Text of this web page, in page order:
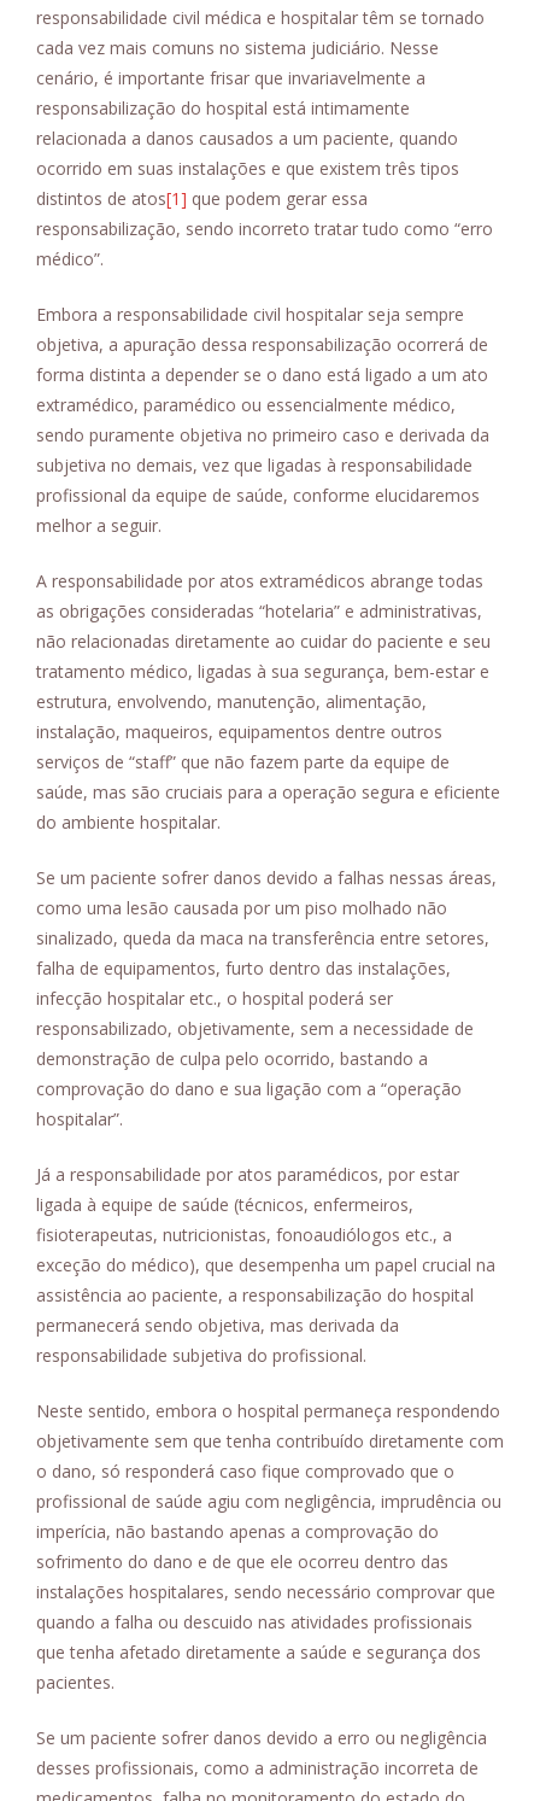
responsabilidade civil médica e hospitalar têm se tornado
cada vez mais comuns no sistema judiciário. Nesse
cenário, é importante frisar que invariavelmente a
responsabilização do hospital está intimamente
relacionada a danos causados a um paciente, quando
ocorrido em suas instalações e que existem três tipos
distintos de atos[1] que podem gerar essa
responsabilização, sendo incorreto tratar tudo como “erro
médico”.
Embora a responsabilidade civil hospitalar seja sempre
objetiva, a apuração dessa responsabilização ocorrerá de
forma distinta a depender se o dano está ligado a um ato
extramédico, paramédico ou essencialmente médico,
sendo puramente objetiva no primeiro caso e derivada da
subjetiva no demais, vez que ligadas à responsabilidade
profissional da equipe de saúde, conforme elucidaremos
melhor a seguir.
A responsabilidade por atos extramédicos abrange todas
as obrigações consideradas “hotelaria” e administrativas,
não relacionadas diretamente ao cuidar do paciente e seu
tratamento médico, ligadas à sua segurança, bem-estar e
estrutura, envolvendo, manutenção, alimentação,
instalação, maqueiros, equipamentos dentre outros
serviços de “staff” que não fazem parte da equipe de
saúde, mas são cruciais para a operação segura e eficiente
do ambiente hospitalar.
Se um paciente sofrer danos devido a falhas nessas áreas,
como uma lesão causada por um piso molhado não
sinalizado, queda da maca na transferência entre setores,
falha de equipamentos, furto dentro das instalações,
infecção hospitalar etc., o hospital poderá ser
responsabilizado, objetivamente, sem a necessidade de
demonstração de culpa pelo ocorrido, bastando a
comprovação do dano e sua ligação com a “operação
hospitalar”.
Já a responsabilidade por atos paramédicos, por estar
ligada à equipe de saúde (técnicos, enfermeiros,
fisioterapeutas, nutricionistas, fonoaudiólogos etc., a
exceção do médico), que desempenha um papel crucial na
assistência ao paciente, a responsabilização do hospital
permanecerá sendo objetiva, mas derivada da
responsabilidade subjetiva do profissional.
Neste sentido, embora o hospital permaneça respondendo
objetivamente sem que tenha contribuído diretamente com
o dano, só responderá caso fique comprovado que o
profissional de saúde agiu com negligência, imprudência ou
imperícia, não bastando apenas a comprovação do
sofrimento do dano e de que ele ocorreu dentro das
instalações hospitalares, sendo necessário comprovar que
quando a falha ou descuido nas atividades profissionais
que tenha afetado diretamente a saúde e segurança dos
pacientes.
Se um paciente sofrer danos devido a erro ou negligência
desses profissionais, como a administração incorreta de